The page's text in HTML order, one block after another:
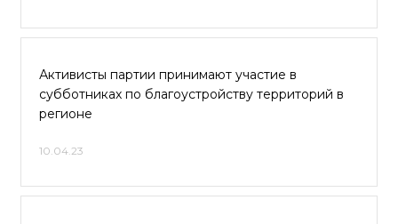
Активисты партии принимают участие в
субботниках по благоустройству территорий в
регионе
10.04.23